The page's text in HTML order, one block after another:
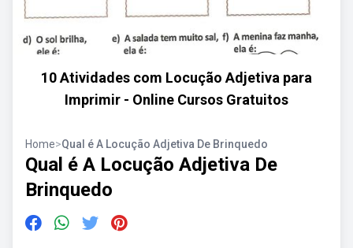
10 Atividades com Locução Adjetiva para
Imprimir - Online Cursos Gratuitos
Home>Qual é A Locução Adjetiva De Brinquedo
Qual é A Locução Adjetiva De
Brinquedo